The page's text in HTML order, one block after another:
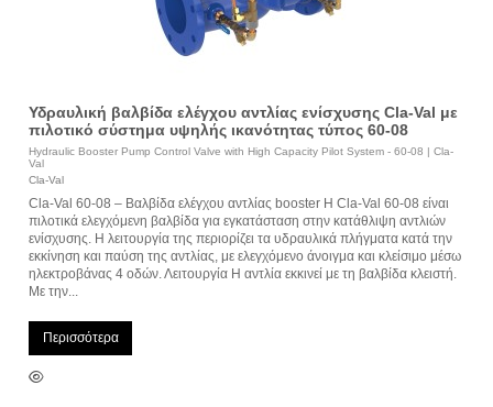
Υδραυλική βαλβίδα ελέγχου αντλίας ενίσχυσης Cla-Val με
πιλοτικό σύστημα υψηλής ικανότητας τύπος 60-08
Hydraulic Booster Pump Control Valve with High Capacity Pilot System - 60-08 | Cla-
Val
Cla-Val
Cla-Val 60-08 – Βαλβίδα ελέγχου αντλίας booster Η Cla-Val 60-08 είναι
πιλοτικά ελεγχόμενη βαλβίδα για εγκατάσταση στην κατάθλιψη αντλιών
ενίσχυσης. Η λειτουργία της περιορίζει τα υδραυλικά πλήγματα κατά την
εκκίνηση και παύση της αντλίας, με ελεγχόμενο άνοιγμα και κλείσιμο μέσω
ηλεκτροβάνας 4 οδών. Λειτουργία Η αντλία εκκινεί με τη βαλβίδα κλειστή.
Με την...
Περισσότερα